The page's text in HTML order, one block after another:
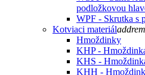
podložkovou
WPF - Skrutka s
Kotviaci materiáladd
Hmoždinky
KHP -
KHS -
KHH -